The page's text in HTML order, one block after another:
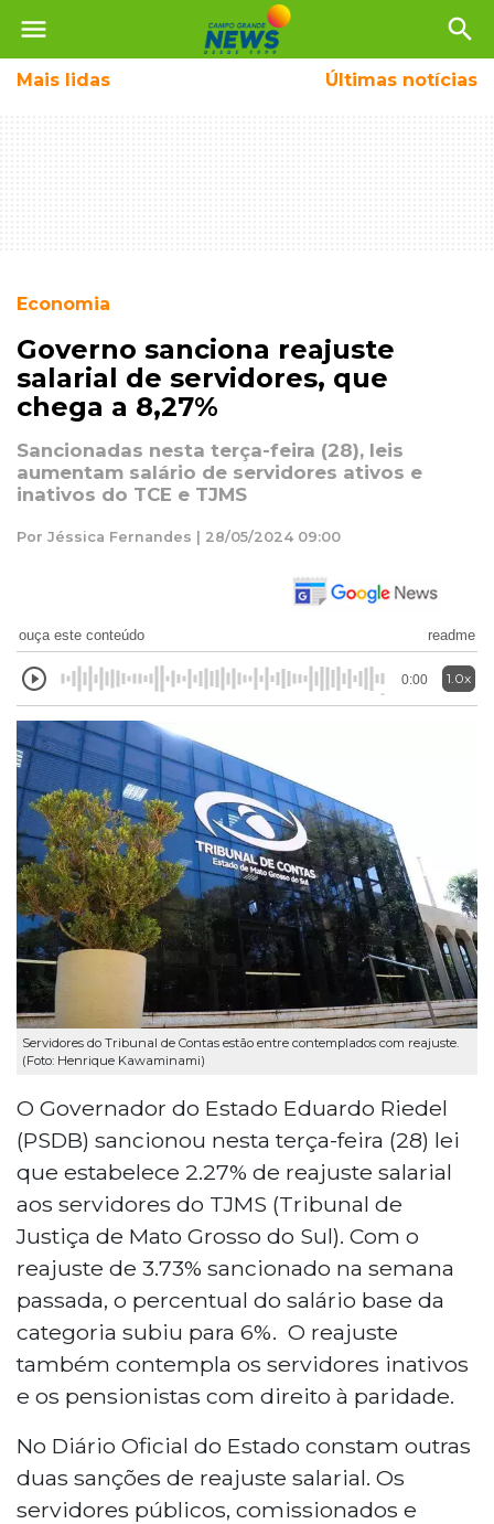
menu search
Mais lidas Últimas notícias
Economia
Governo sanciona reajuste
salarial de servidores, que
chega a 8,27%
Sancionadas nesta terça-feira (28), leis
aumentam salário de servidores ativos e
inativos do TCE e TJMS
Por Jéssica Fernandes | 28/05/2024 09:00
ouça este conteúdo readme
0:00 1.0x
Servidores do Tribunal de Contas estão entre contemplados com reajuste.
(Foto: Henrique Kawaminami)
O Governador do Estado Eduardo Riedel
(PSDB) sancionou nesta terça-feira (28) lei
que estabelece 2.27% de reajuste salarial
aos servidores do TJMS (Tribunal de
Justiça de Mato Grosso do Sul). Com o
reajuste de 3.73% sancionado na semana
passada, o percentual do salário base da
categoria subiu para 6%. O reajuste
também contempla os servidores inativos
e os pensionistas com direito à paridade.
No Diário Oficial do Estado constam outras
duas sanções de reajuste salarial. Os
servidores públicos, comissionados e